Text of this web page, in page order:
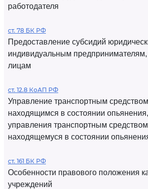
работодателя
ст. 78 БК РФ
Предоставление субсидий
индивидуальным
лицам
ст. 12.8 КоАП РФ
Управление транспортным
находящимся в состоянии
управления транспортным средством
находящемуся в состоянии
ст. 161 БК РФ
Особенности правового положения
учреждений